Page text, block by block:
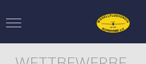
Mobile Menu Toggle